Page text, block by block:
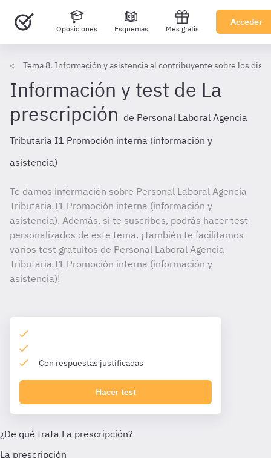
Oposiciones Esquemas Mes gratis
Acceder
Tema 8. Información y asistencia al contribuyente sobre los
Información y test de La
prescripción de Personal Laboral Agencia
Tributaria I1 Promoción interna (información y
asistencia)
Te damos información sobre Personal Laboral Agencia
Tributaria I1 Promoción interna (información y
asistencia). Además, si te suscribes, podrás hacer test
personalizados de este tema. ¡También te facilitamos
varios test gratuitos de Personal Laboral Agencia
Tributaria I1 Promoción interna (información y
asistencia)!
Con respuestas justificadas
Hacer test